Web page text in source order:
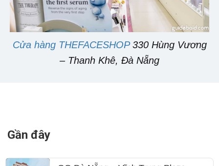
Cửa hàng THEFACESHOP330 Hùng Vương
– Thanh Khê, Đà Nẵng
Gần đây